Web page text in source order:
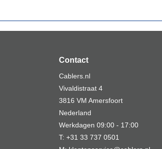
Contact
Cablers.nl
Vivaldistraat 4
3816 VM Amersfoort
Nederland
Werkdagen 09:00 - 17:00
T: +31 33 737 0501